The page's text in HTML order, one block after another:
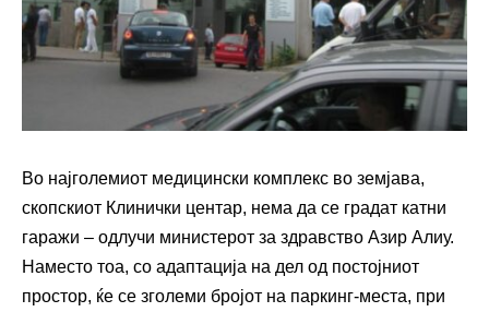
Во најголемиот медицински комплекс во земјава,
скопскиот Клинички центар, нема да се градат катни
гаражи – одлучи министерот за здравство Азир Алиу.
Наместо тоа, со адаптација на дел од постојниот
простор, ќе се зголеми бројот на паркинг-места, при